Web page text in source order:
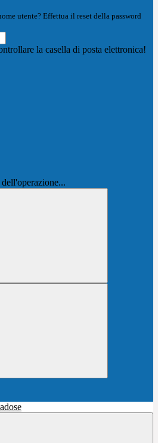
utente? Effettua il reset della password
la casella di posta elettronica!